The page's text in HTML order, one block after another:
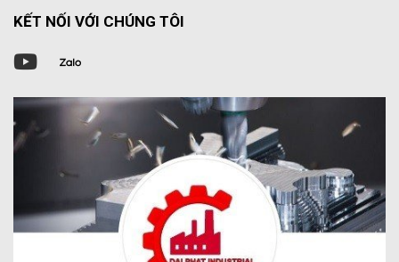
KẾT NỐI VỚI CHÚNG TÔI